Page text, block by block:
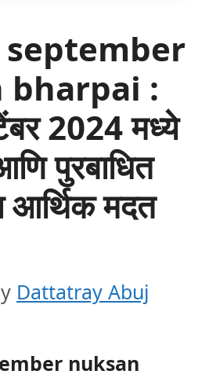
bharpai :
2024 मध्ये
पुरबाधित
आर्थिक मदत
Dattatray Abuj
nuksan